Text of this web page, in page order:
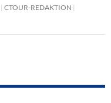
CTOUR-REDAKTION